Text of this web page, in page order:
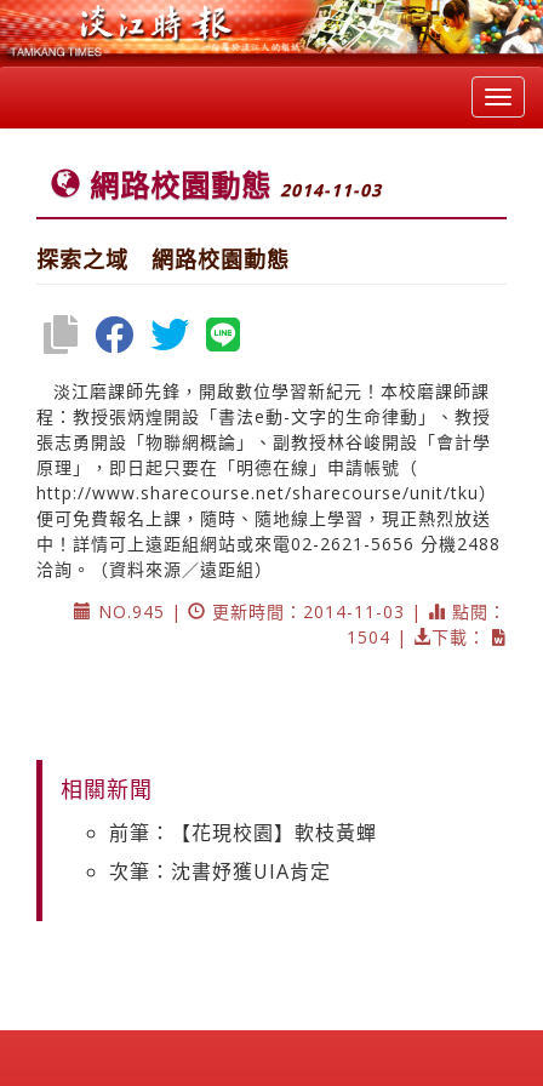
網路校園動態 2014-11-03
探索之域 網路校園動態
淡江磨課師先鋒，開啟數位學習新紀元！本校磨課師課
程：教授張炳煌開設「書法e動-文字的生命律動」、教授
張志勇開設「物聯網概論」、副教授林谷峻開設「會計學
原理」，即日起只要在「明德在線」申請帳號（
http://www.sharecourse.net/sharecourse/unit/tku）
便可免費報名上課，隨時、隨地線上學習，現正熱烈放送
中！詳情可上遠距組網站或來電02-2621-5656 分機2488
洽詢。（資料來源／遠距組）
NO.945 |
更新時間：2014-11-03 |
點閱：
1504 |
下載：
相關新聞
前筆：【花現校園】軟枝黃蟬
次筆：沈書妤獲UIA肯定